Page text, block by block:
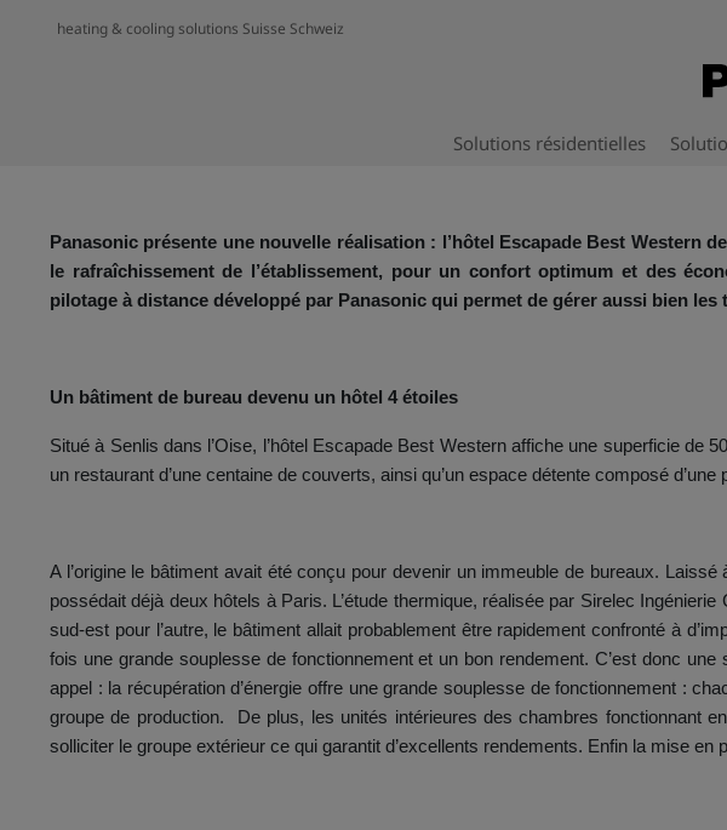
heating & cooling solutions Suisse Schweiz
Solutions résidentielles
Panasonic présente une nouvelle réalisation : l’hôtel Escapade Best Western
le rafraîchissement de l’établissement, pour un confort optimum et des
pilotage à distance développé par Panasonic qui permet de gérer aussi bien
Un bâtiment de bureau devenu un hôtel 4 étoiles
Situé à Senlis dans l’Oise, l’hôtel Escapade Best Western affiche une superficie
un restaurant d’une centaine de couverts, ainsi qu’un espace détente composé
A l’origine le bâtiment avait été conçu pour devenir un immeuble de bureaux.
possédait déjà deux hôtels à Paris. L’étude thermique, réalisée par Sirelec
sud-est pour l’autre, le bâtiment allait probablement être rapidement confronté à
fois une grande souplesse de fonctionnement et un bon rendement. C’est donc
appel : la récupération d’énergie offre une grande souplesse de fonctionnement :
groupe de production. De plus, les unités intérieures des chambres fonctionnant
solliciter le groupe extérieur ce qui garantit d’excellents rendements. Enfin la mise